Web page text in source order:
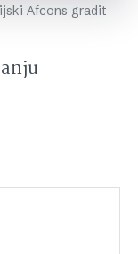
Afcons gradit